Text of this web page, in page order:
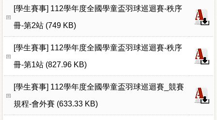
[學生賽事] 112學年度全國學童盃羽球巡迴賽-秩序
冊-第2站 (749 KB)
[學生賽事] 112學年度全國學童盃羽球巡迴賽-秩序
冊-第1站 (827.96 KB)
[學生賽事] 112學年度全國學童盃羽球巡迴賽_競賽
規程-會外賽 (633.33 KB)